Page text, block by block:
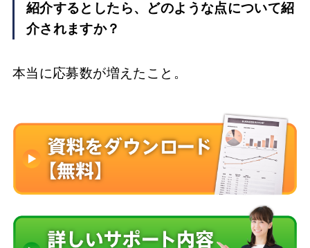
紹介するとしたら、どのような点について紹
介されますか？
本当に応募数が増えたこと。